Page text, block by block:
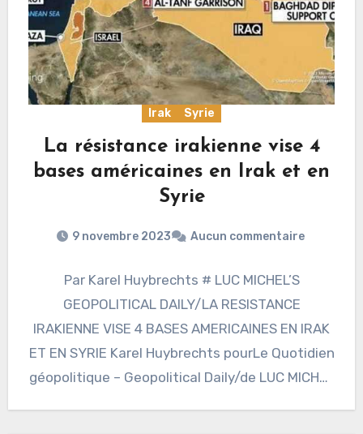
Irak Syrie
La résistance irakienne vise 4
bases américaines en Irak et en
Syrie
9 novembre 2023 Aucun commentaire
Par Karel Huybrechts # LUC MICHEL’S
GEOPOLITICAL DAILY/LA RESISTANCE
IRAKIENNE VISE 4 BASES AMERICAINES EN IRAK
ET EN SYRIE Karel Huybrechts pourLe Quotidien
géopolitique – Geopolitical Daily/de LUC MICHEL